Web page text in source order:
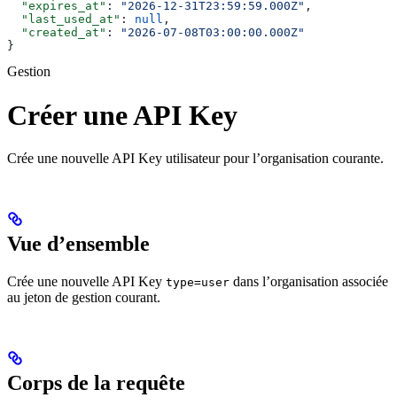
  "expires_at"
: "2026-12-31T23:59:59.000Z" ,
  "last_used_at"
: null ,
  "created_at"
:
"2026-07-08T03:00:00.000Z"
}
Gestion
Créer une API Key
Crée une nouvelle API Key utilisateur pour l’organisation courante.
Vue d’ensemble
Crée une nouvelle API Key type=user dans l’organisation associée
au jeton de gestion courant.
Corps de la requête